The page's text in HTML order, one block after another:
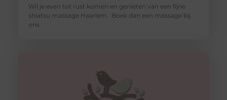
Wil je even tot rust komen en genieten van een fijne
shiatsu massage Haarlem. Boek dan een massage bij
ons